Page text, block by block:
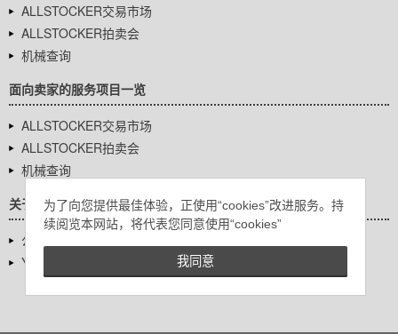
为了向您提供最佳体验，正使用“cookies”改进服务。持
续阅览本网站，将代表您同意使用“cookies”
我同意
ALLSTOCKER交易市场
ALLSTOCKER拍卖会
机械查询
面向卖家的服务项目一览
ALLSTOCKER交易市场
ALLSTOCKER拍卖会
机械查询
关于我们
公司基本信息
YUTAKA Inc.